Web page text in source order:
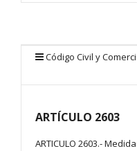
Código Civil y
ARTÍCULO 2603
ARTICULO 2603.-